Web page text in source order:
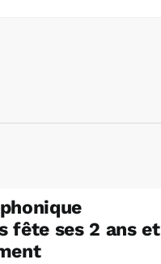
fête ses 2 ans et